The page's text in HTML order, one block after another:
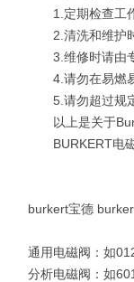
1.定期检查工作
2.清洗和维护时
3.维修时请由专
4.请勿在易燃易
5.请勿超过规定
以上是关于
BURKERT电磁
burkert宝德
通用电磁阀：如
分析电磁阀：如